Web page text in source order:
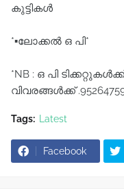
കുട്ടികൾ
*▪️ലോക്കൽ ഒ പി*
*NB : ഒ പി
വിവരങ്ങൾക്ക്
Tags: Latest
Facebook